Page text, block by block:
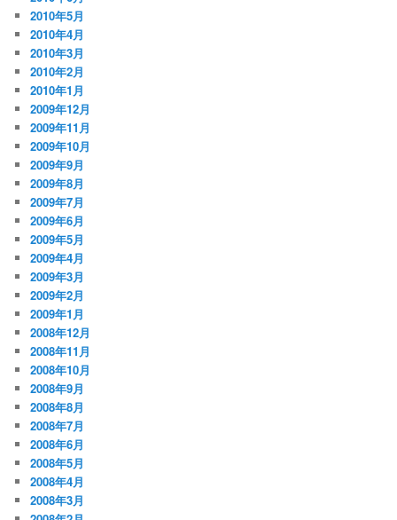
2010年5月
2010年4月
2010年3月
2010年2月
2010年1月
2009年12月
2009年11月
2009年10月
2009年9月
2009年8月
2009年7月
2009年6月
2009年5月
2009年4月
2009年3月
2009年2月
2009年1月
2008年12月
2008年11月
2008年10月
2008年9月
2008年8月
2008年7月
2008年6月
2008年5月
2008年4月
2008年3月